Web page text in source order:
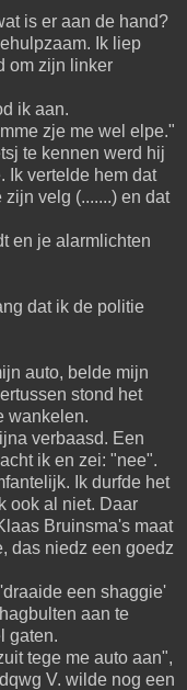
is er aan de hand?
Ik liep
om zijn linker
ik aan.
zje me wel elpe."
te kennen werd hij
Ik vertelde hem dat
velg (.......) en dat
en je alarmlichten
dat ik de politie
auto, belde mijn
stond het
wankelen.
verbaasd. Een
ik en zei: "nee".
Ik durfde het
ook al niet. Daar
Bruinsma's maat
das niedz een goedz
een shaggie'
aan te
gaten.
tege me auto aan",
V. wilde nog een